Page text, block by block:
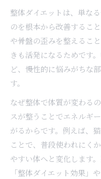
整体ダイエットの
ダイエット整体
整体ダイエッ
痩せやすい体
整体ダイエッ
もしリバウンドに
リバウンド予
整体で痩せ体
整体ダイエッ
整体施術後の
整体ダイエットは、単な
のを根本から改善するこ
や骨盤の歪みを整えるこ
きも活発になるためです
ど、慢性的に悩みがちな
す。
なぜ整体で体質が変わる
スが整うことでエネルギ
がるからです。例えば、
ことで、普段使われにく
やすい体へと変化します
「整体ダイエット効果」